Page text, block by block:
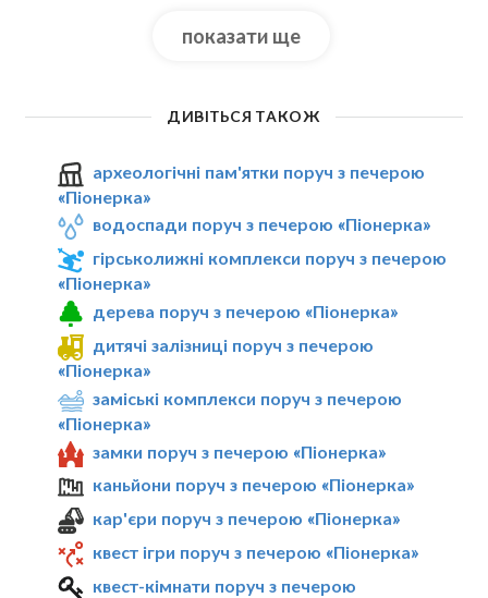
показати ще
ДИВІТЬСЯ ТАКОЖ
археологічні пам'ятки поруч з печерою
«Піонерка»
водоспади поруч з печерою «Піонерка»
гірськолижні комплекси поруч з печерою
«Піонерка»
дерева поруч з печерою «Піонерка»
дитячі залізниці поруч з печерою
«Піонерка»
заміські комплекси поруч з печерою
«Піонерка»
замки поруч з печерою «Піонерка»
каньйони поруч з печерою «Піонерка»
кар'єри поруч з печерою «Піонерка»
квест ігри поруч з печерою «Піонерка»
квест-кімнати поруч з печерою